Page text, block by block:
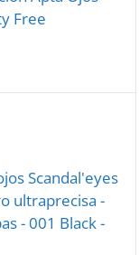
Free
Scandal'eyes
ultraprecisa -
- 001 Black -